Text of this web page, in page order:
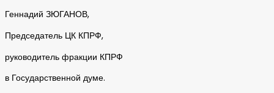
Геннадий ЗЮГАНОВ,
Председатель ЦК КПРФ,
руководитель фракции КПРФ
в Государственной думе.